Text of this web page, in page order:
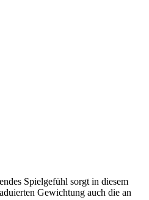
Spielgefühl sorgt in diesem
Gewichtung auch die an